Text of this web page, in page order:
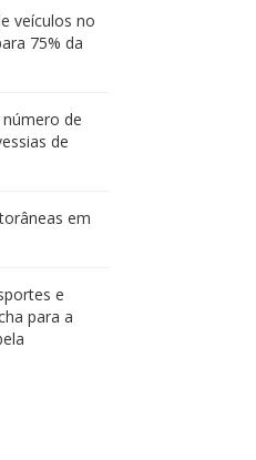
veículos no
75% da
de
de
em
e
para a